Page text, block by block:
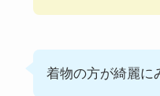
着物の方が綺麗に